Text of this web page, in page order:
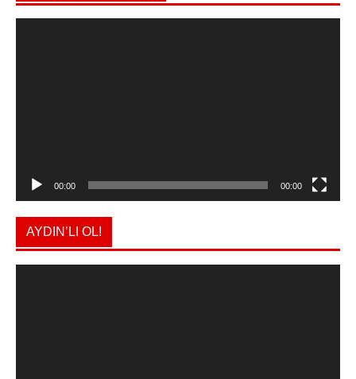
00:00 00:00
AYDIN’LI OL!
Video